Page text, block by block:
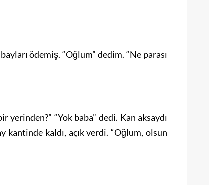
ödemiş. “Oğlum” dedim. “Ne parası
“Yok baba” dedi. Kan aksaydı
kantinde kaldı, açık verdi. “Oğlum, olsun